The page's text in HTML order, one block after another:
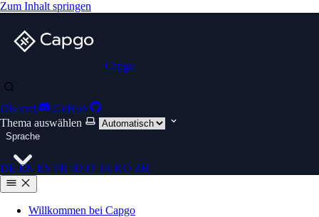
Zum Inhalt springen
Capgo
Discord
GitHub
Thema auswählen
Sprache
DE EN ES FR ID IT JA KO ZH
Willkommen bei Capgo